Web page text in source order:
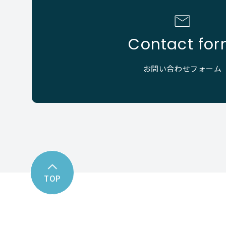
Contact
お問い合わせフォーム
TOP